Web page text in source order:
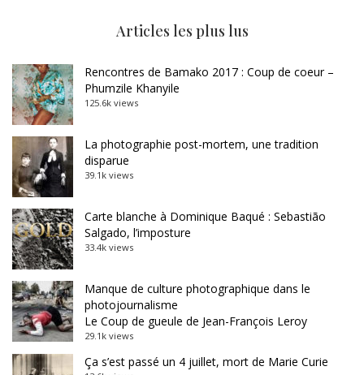
Articles les plus lus
Rencontres de Bamako 2017 : Coup de coeur –
Phumzile Khanyile
125.6k views
La photographie post-mortem, une tradition
disparue
39.1k views
Carte blanche à Dominique Baqué : Sebastião
Salgado, l’imposture
33.4k views
Manque de culture photographique dans le
photojournalisme
Le Coup de gueule de Jean-François Leroy
29.1k views
Ça s’est passé un 4 juillet, mort de Marie Curie